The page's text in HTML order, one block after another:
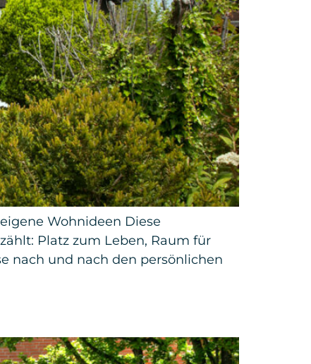
Wohnideen Diese
Platz zum Leben, Raum für
nach und nach den persönlichen